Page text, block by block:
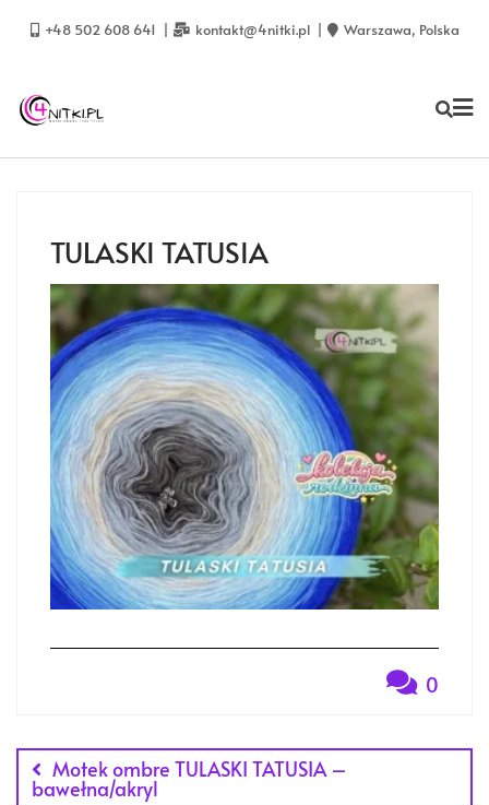
+48 502 608 641 kontakt@4nitki.pl Warszawa, Polska
TULASKI TATUSIA
0
Nawigacja
wpisu
Motek ombre TULASKI TATUSIA –
bawełna/akryl